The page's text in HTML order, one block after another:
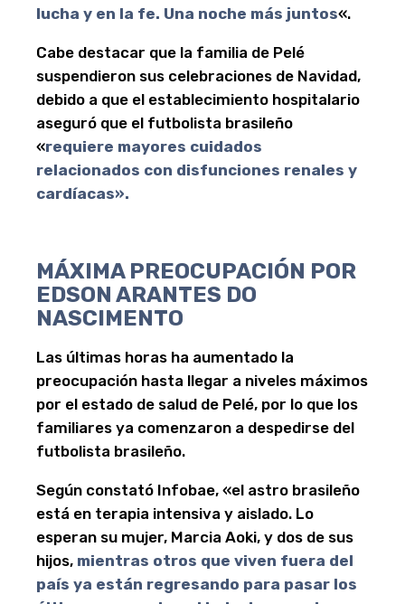
lucha y en la fe. Una noche más juntos«.
Cabe destacar que la familia de Pelé
suspendieron sus celebraciones de Navidad,
debido a que el establecimiento hospitalario
aseguró que el futbolista brasileño
«requiere mayores cuidados
relacionados con disfunciones renales y
cardíacas».
MÁXIMA PREOCUPACIÓN POR
EDSON ARANTES DO
NASCIMENTO
Las últimas horas ha aumentado la
preocupación hasta llegar a niveles máximos
por el estado de salud de Pelé, por lo que los
familiares ya comenzaron a despedirse del
futbolista brasileño.
Según constató Infobae, «el astro brasileño
está en terapia intensiva y aislado. Lo
esperan su mujer, Marcia Aoki, y dos de sus
hijos, mientras otros que viven fuera del
país ya están regresando para pasar los